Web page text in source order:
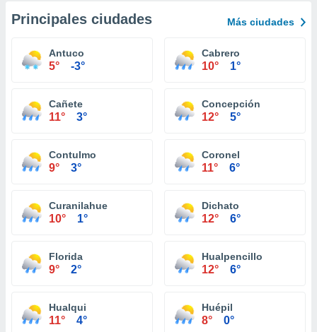
Principales ciudades Más ciudades
Antuco
5° -3°
Cabrero
10° 1°
Cañete
11° 3°
Concepción
12° 5°
Contulmo
9° 3°
Coronel
11° 6°
Curanilahue
10° 1°
Dichato
12° 6°
Florida
9° 2°
Hualpencillo
12° 6°
Hualqui
11° 4°
Huépil
8° 0°